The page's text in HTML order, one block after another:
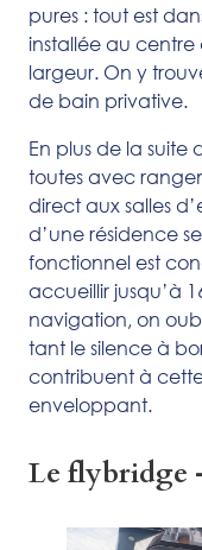
pures : tout est
installée au
largeur. On y
de bain privative.
En plus de la suite
toutes avec
direct aux salles
d’une résidence
fonctionnel est
accueillir jusqu’à
navigation, on
tant le silence à
contribuent à
enveloppant.
Le flybridge